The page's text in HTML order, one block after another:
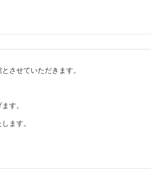
させていただきます。
す。
ます。